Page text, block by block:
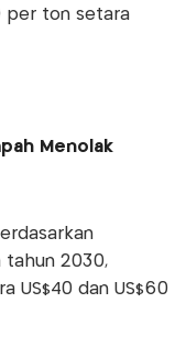
per ton setara
Menolak
tahun 2030,
US$40 dan US$60